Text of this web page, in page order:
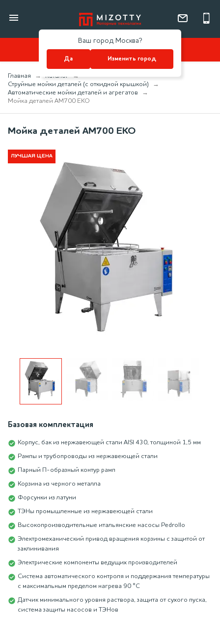
Ваш город Москва?
Да Изменить город
КАТАЛОГ
Главная
Каталог
Струйные мойки деталей (с откидной крышкой)
Автоматические мойки деталей и агрегатов
Мойка деталей АМ700 ЕКО
Мойка деталей АМ700 ЕКО
ЛУЧШАЯ ЦЕНА
Базовая комплектация
Корпус, бак из нержавеющей стали AISI 430, толщиной 1,5 мм
Рампы и трубопроводы из нержавеющей стали
Парный П-образный контур рамп
Корзина из черного металла
Форсунки из латуни
ТЭНы промышленные из нержавеющей стали
Высокопроизводительные итальянские насосы Pedrollo
Электромеханический привод вращения корзины с защитой от
заклинивания
Электрические компоненты ведущих производителей
Система автоматического контроля и поддержания температуры
с максимальным пределом нагрева 90 °С
Датчик минимального уровня раствора, защита от сухого пуска,
система защиты насосов и ТЭНов